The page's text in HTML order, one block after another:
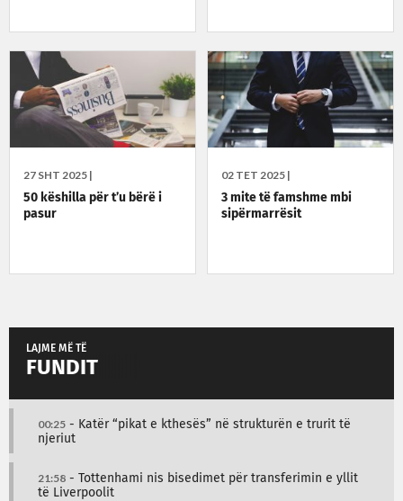
02 TET 2025 |
3 mite të famshme mbi
sipërmarrësit
27 SHT 2025 |
50 këshilla për t’u bërë i
pasur
LAJME MË TË
FUNDIT
00:25 - Katër “pikat e kthesës” në strukturën e trurit të
njeriut
21:58 - Tottenhami nis bisedimet për transferimin e yllit
të Liverpoolit